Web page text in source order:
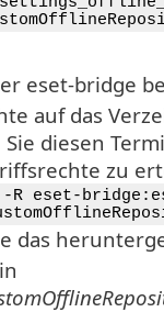
eset-bridge
auf das
diesen
zu
-R eset-
das